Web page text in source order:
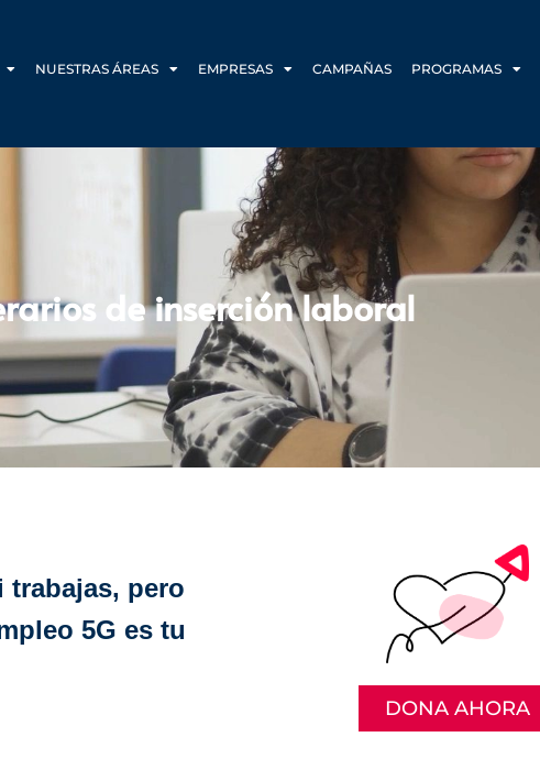
NUESTRAS ÁREAS EMPRESAS CAMPAÑAS PROGRAMAS
de inserción laboral
trabajas, pero
5G es tu
DONA AHORA